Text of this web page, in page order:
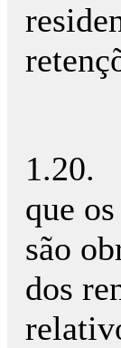
1.20.
que
são
dos